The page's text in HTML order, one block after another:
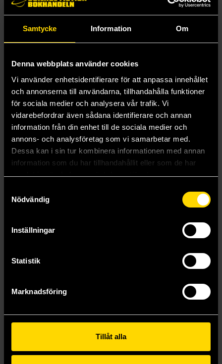
Samtycke Information Om
Denna webbplats använder cookies
Vi använder enhetsidentifierare för att anpassa innehållet
och annonserna till användarna, tillhandahålla funktioner
för sociala medier och analysera vår trafik. Vi
vidarebefordrar även sådana identifierare och annan
information från din enhet till de sociala medier och
annons- och analysföretag som vi samarbetar med.
Dessa kan i sin tur kombinera informationen med annan
information som du har tillhandahållit eller som de har
samlat in när du har använt deras tjänster.
Nödvändig
Inställningar
Statistik
Marknadsföring
Tillåt alla
Mistborn
Brandon Sanderson
159 kr
Beställ
The Hero of Ages
Brandon Sanderson
159 kr